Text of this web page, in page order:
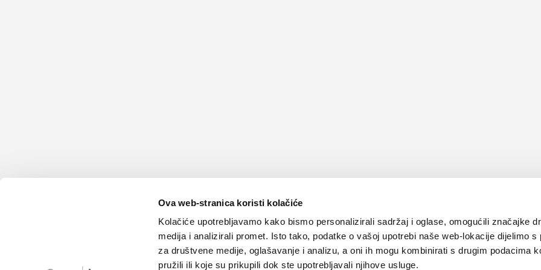
Ova web-stranica koristi kolačiće
Kolačiće upotrebljavamo kako bismo personalizirali sadržaj i oglase, omogućili značajke
medija i analizirali promet. Isto tako, podatke o vašoj upotrebi naše web-lokacije dijelimo s
za društvene medije, oglašavanje i analizu, a oni ih mogu kombinirati s drugim podacima
pružili ili koje su prikupili dok ste upotrebljavali njihove usluge.
Članci
Kontakt Oglašavanje Impressum
Važne pravne
Teva
Global site PLIVAzdravlje.hr